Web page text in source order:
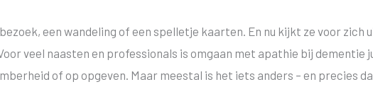
een wandeling of een spelletje kaarten. En nu kijkt ze voor zich
veel naasten en professionals is omgaan met apathie bij dementie
of op opgeven. Maar meestal is het iets anders – en precies